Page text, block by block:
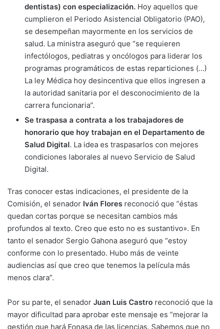
dentistas) con especialización. Hoy aquellos que
cumplieron el Periodo Asistencial Obligatorio (PAO),
se desempeñan mayormente en los servicios de
salud. La ministra aseguró que “se requieren
infectólogos, pediatras y oncólogos para liderar los
programas programáticos de estas reparticiones (…)
La ley Médica hoy desincentiva que ellos ingresen a
la autoridad sanitaria por el desconocimiento de la
carrera funcionaria”.
Se traspasa a contrata a los trabajadores de
honorario que hoy trabajan en el Departamento de
Salud Digital. La idea es traspasarlos con mejores
condiciones laborales al nuevo Servicio de Salud
Digital.
Tras conocer estas indicaciones, el presidente de la
Comisión, el senador Iván Flores reconoció que “éstas
quedan cortas porque se necesitan cambios más
profundos al texto. Creo que esto no es sustantivo». En
tanto el senador Sergio Gahona aseguró que “estoy
conforme con lo presentado. Hubo más de veinte
audiencias así que creo que tenemos la película más
menos clara”.
Por su parte, el senador Juan Luis Castro reconoció que la
mayor dificultad para aprobar este mensaje es “mejorar la
gestión que hará Fonasa de las licencias. Sabemos que no